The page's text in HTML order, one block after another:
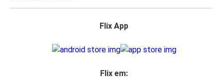
Flix App
Flix em: